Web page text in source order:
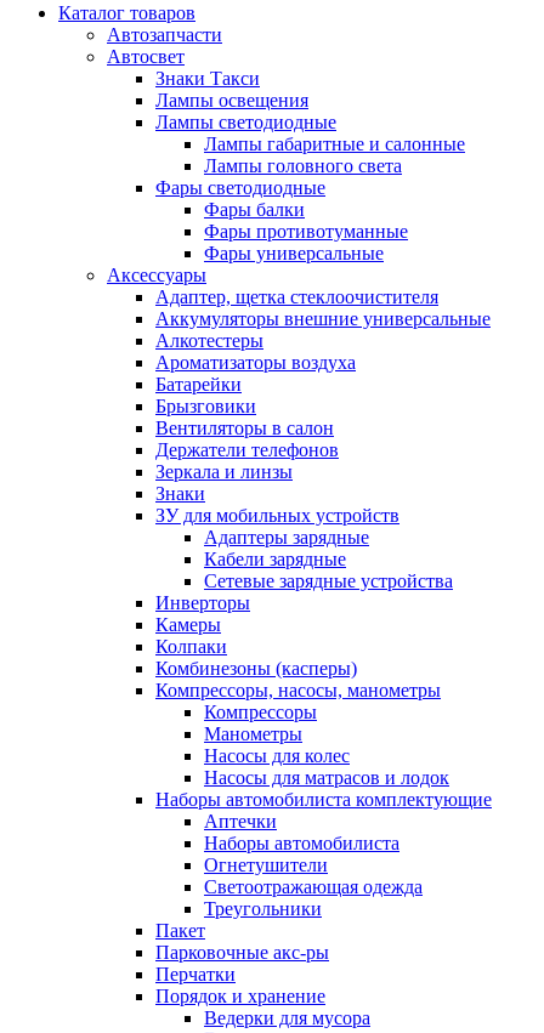
Каталог товаров
Автозапчасти
Автосвет
Знаки Такси
Лампы освещения
Лампы светодиодные
Лампы габаритные и салонные
Лампы головного света
Фары светодиодные
Фары балки
Фары противотуманные
Фары универсальные
Аксессуары
Адаптер, щетка стеклоочистителя
Аккумуляторы внешние универсальные
Алкотестеры
Ароматизаторы воздуха
Батарейки
Брызговики
Вентиляторы в салон
Держатели телефонов
Зеркала и линзы
Знаки
ЗУ для мобильных устройств
Адаптеры зарядные
Кабели зарядные
Сетевые зарядные устройства
Инверторы
Камеры
Колпаки
Комбинезоны (касперы)
Компрессоры, насосы, манометры
Компрессоры
Манометры
Насосы для колес
Насосы для матрасов и лодок
Наборы автомобилиста комплектующие
Аптечки
Наборы автомобилиста
Огнетушители
Светоотражающая одежда
Треугольники
Пакет
Парковочные акс-ры
Перчатки
Порядок и хранение
Ведерки для мусора